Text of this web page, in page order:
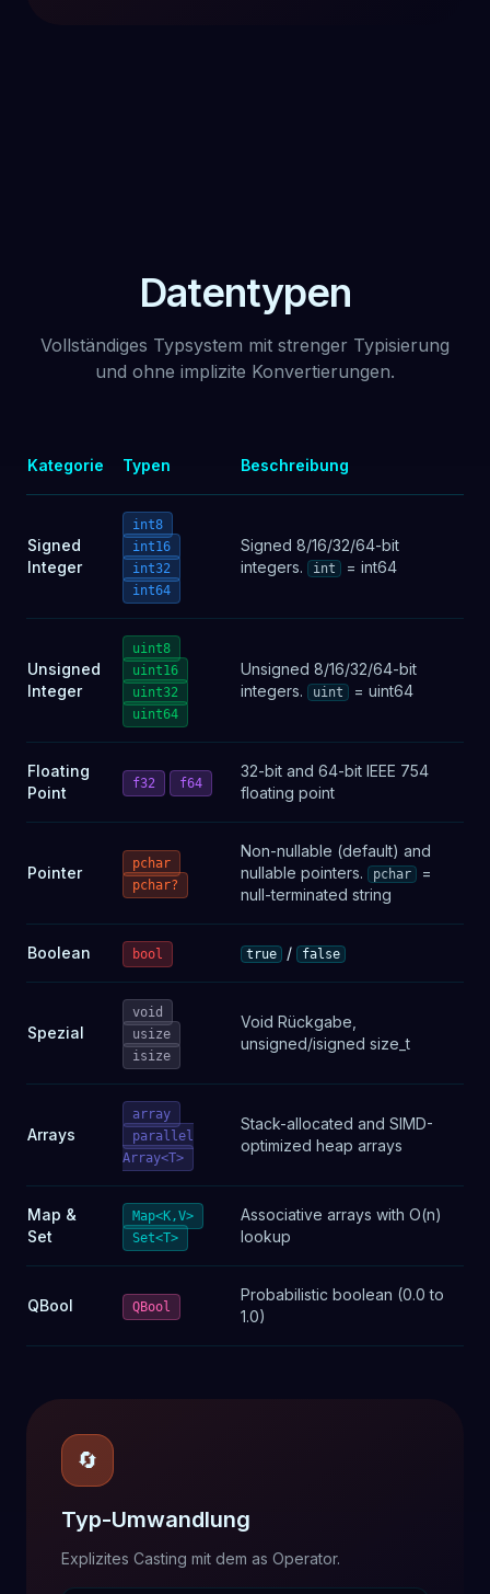
Datentypen
Vollständiges Typsystem mit strenger Typisierung
und ohne implizite Konvertierungen.
Kategorie Typen Beschreibung
Signed
Integer
int8
int16
int32
int64
Signed 8/16/32/64-bit
integers.
int = int64
Unsigned
Integer
uint8
uint16
uint32
uint64
Unsigned 8/16/32/64-bit
integers.
uint = uint64
Floating
Point
f32 f64
32-bit and 64-bit IEEE 754
floating point
Pointer
pchar
pchar?
Non-nullable (default) and
nullable pointers.
pchar
=
null-terminated string
Boolean bool true / false
Spezial
void
usize
isize
Void Rückgabe,
unsigned/isigned size_t
Arrays
array
parallel
Array<T>
Stack-allocated and SIMD-
optimized heap arrays
Map &
Set
Map<K,V>
Set<T>
Associative arrays with O(n)
lookup
QBool QBool
Probabilistic boolean (0.0 to
1.0)
🔄
Typ-Umwandlung
Explizites Casting mit dem as Operator.